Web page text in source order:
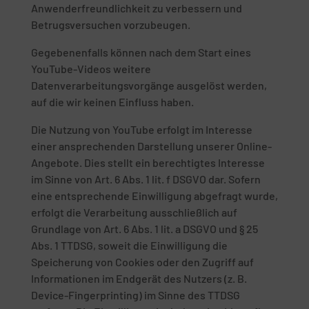
Anwenderfreundlichkeit zu verbessern und
Betrugsversuchen vorzubeugen.
Gegebenenfalls können nach dem Start eines
YouTube-Videos weitere
Datenverarbeitungsvorgänge ausgelöst werden,
auf die wir keinen Einfluss haben.
Die Nutzung von YouTube erfolgt im Interesse
einer ansprechenden Darstellung unserer Online-
Angebote. Dies stellt ein berechtigtes Interesse
im Sinne von Art. 6 Abs. 1 lit. f DSGVO dar. Sofern
eine entsprechende Einwilligung abgefragt wurde,
erfolgt die Verarbeitung ausschließlich auf
Grundlage von Art. 6 Abs. 1 lit. a DSGVO und § 25
Abs. 1 TTDSG, soweit die Einwilligung die
Speicherung von Cookies oder den Zugriff auf
Informationen im Endgerät des Nutzers (z. B.
Device-Fingerprinting) im Sinne des TTDSG